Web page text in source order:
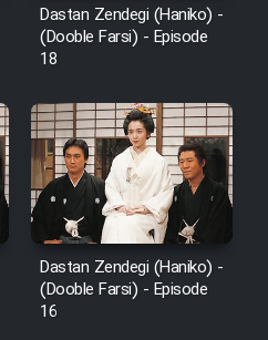
Dastan Zendegi (Haniko) -
(Dooble Farsi) - Episode
18
Dastan Zendegi (Haniko) -
(Dooble Farsi) - Episode
16